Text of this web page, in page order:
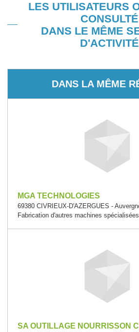
LES UTILISATEURS
CONSULTÉ
DANS LE MÊME
D'ACTIVITÉ
DANS LA MÊME
MGA TECHNOLOGIES
69380 CIVRIEUX-D'AZERGUES -
Fabrication d'autres machines spécialisées
SA OUTILLAGE NOURRISSON